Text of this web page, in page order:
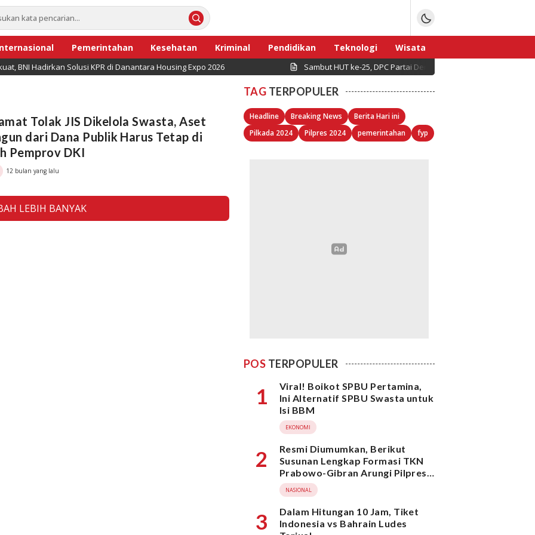
Pemerintahan Kesehatan Kriminal Pendidikan Teknologi
Wisata
Sport
BNI Hadirkan Solusi KPR di Danantara Housing Expo 2026 Sambut HUT ke-25, DPC Partai Demokrat Pulau Seribu Gelar
Tolak JIS Dikelola Swasta, Aset
dari Dana Publik Harus Tetap di
Pemprov DKI
12 bulan yang lalu
LEBIH BANYAK
TAG TERPOPULER
Headline Breaking News
Berita Hari ini
Pilkada 2024
Pilpres 2024 pemerintahan fyp
POS TERPOPULER
1
Viral! Boikot SPBU Pertamina,
Ini Alternatif SPBU Swasta untuk
Isi BBM
EKONOMI
2
Resmi Diumumkan, Berikut
Susunan Lengkap Formasi TKN
Prabowo-Gibran Arungi Pilpres
2024, Ada Ridwan Kamil hingga
Suami Yenny Wahid
NASIONAL
3
Dalam Hitungan 10 Jam, Tiket
Indonesia vs Bahrain Ludes